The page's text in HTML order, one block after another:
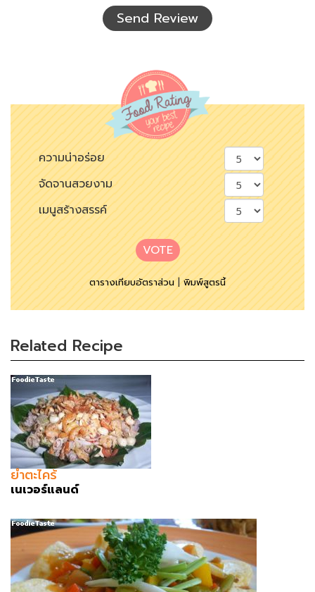
Send Review
ความน่าอร่อย
จัดจานสวยงาม
เมนูสร้างสรรค์
VOTE
ตารางเทียบอัตราส่วน|พิมพ์สูตรนี้
Related Recipe
ยำตะไคร้
เนเวอร์แลนด์